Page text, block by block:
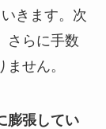
きます。次
さらに手数
せん。
膨張してい